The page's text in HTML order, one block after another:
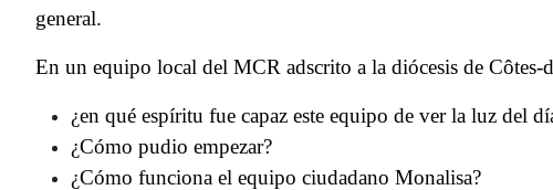
general.
En un equipo local del MCR adscrito a la diócesis de
¿en qué espíritu fue capaz este equipo de ver la luz del
¿Cómo pudio empezar?
¿Cómo funciona el equipo ciudadano Monalisa?